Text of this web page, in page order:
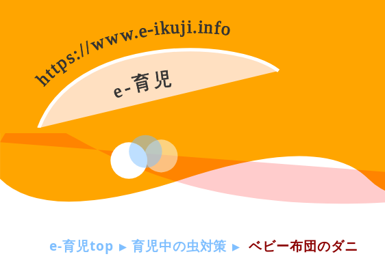
e-育児top 育児中の虫対策 ベビー布団のダニ